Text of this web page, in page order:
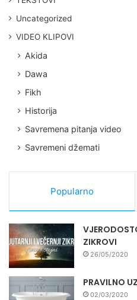
Uncategorized
VIDEO KLIPOVI
Akida
Dawa
Fikh
Historija
Savremena pitanja video
Savremeni džemati
Popularno
ZIKROVI
26/05/2020
PRAVILNO
02/03/2020